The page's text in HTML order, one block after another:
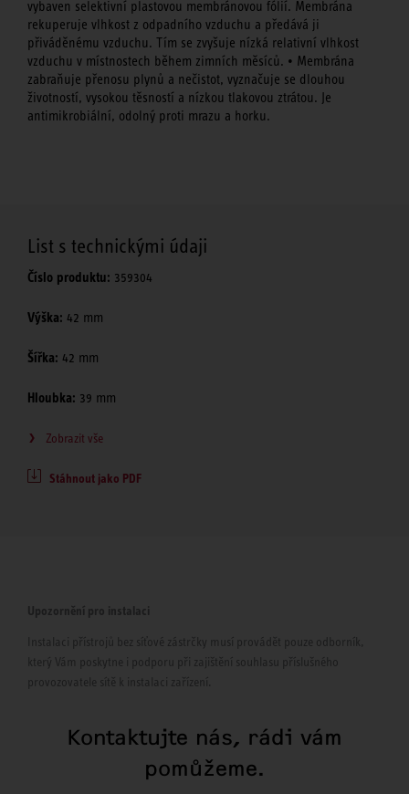
vybaven selektivní plastovou membránovou fólií. Membrána
rekuperuje vlhkost z odpadního vzduchu a předává ji
přiváděnému vzduchu. Tím se zvyšuje nízká relativní vlhkost
vzduchu v místnostech během zimních měsíců. • Membrána
zabraňuje přenosu plynů a nečistot, vyznačuje se dlouhou
životností, vysokou těsností a nízkou tlakovou ztrátou. Je
antimikrobiální, odolný proti mrazu a horku.
List s technickými údaji
Číslo produktu: 359304
Výška: 42 mm
Šířka: 42 mm
Hloubka: 39 mm
Zobrazit vše
Stáhnout jako PDF
Upozornění pro instalaci
Instalaci přístrojů bez síťové zástrčky musí provádět pouze odborník,
který Vám poskytne i podporu při zajištění souhlasu příslušného
provozovatele sítě k instalaci zařízení.
Kontaktujte nás, rádi vám
pomůžeme.